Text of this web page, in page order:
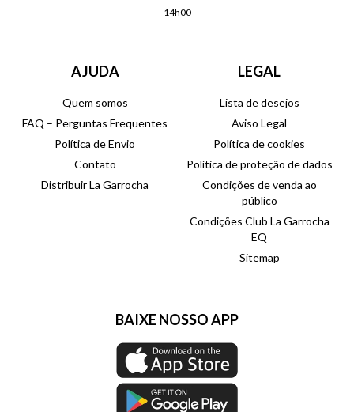
14h00
AJUDA
Quem somos
FAQ – Perguntas Frequentes
Política de Envio
Contato
Distribuir La Garrocha
LEGAL
Lista de desejos
Aviso Legal
Política de cookies
Política de proteção de dados
Condições de venda ao
público
Condições Club La Garrocha
EQ
Sitemap
BAIXE NOSSO APP